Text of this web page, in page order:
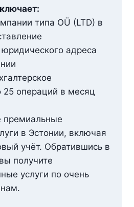
типа OÜ (LTD) в
адреса
25 операций в месяц
премиальные
в Эстонии, включая
учёт. Обратившись в
получите
услуги по очень